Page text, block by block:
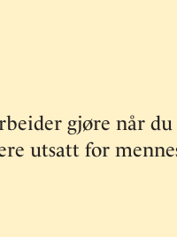
gjøre når
utsatt for